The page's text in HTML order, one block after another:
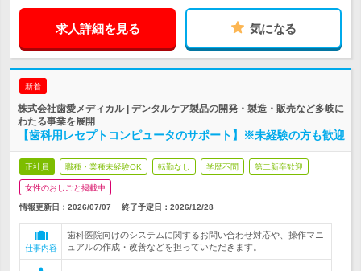
求人詳細を見る 気になる
新着
株式会社歯愛メディカル | デンタルケア製品の開発・製造・販売など多岐に
わたる事業を展開
【歯科用レセプトコンピュータのサポート】※未経験の方も歓迎
正社員 職種・業種未経験OK 転勤なし 学歴不問 第二新卒歓迎
女性のおしごと掲載中
情報更新日：2026/07/07 終了予定日： 2026/12/28
仕事内容
歯科医院向けのシステムに関するお問い合わせ対応や、操作マニ
ュアルの作成・改善などを担っていただきます。